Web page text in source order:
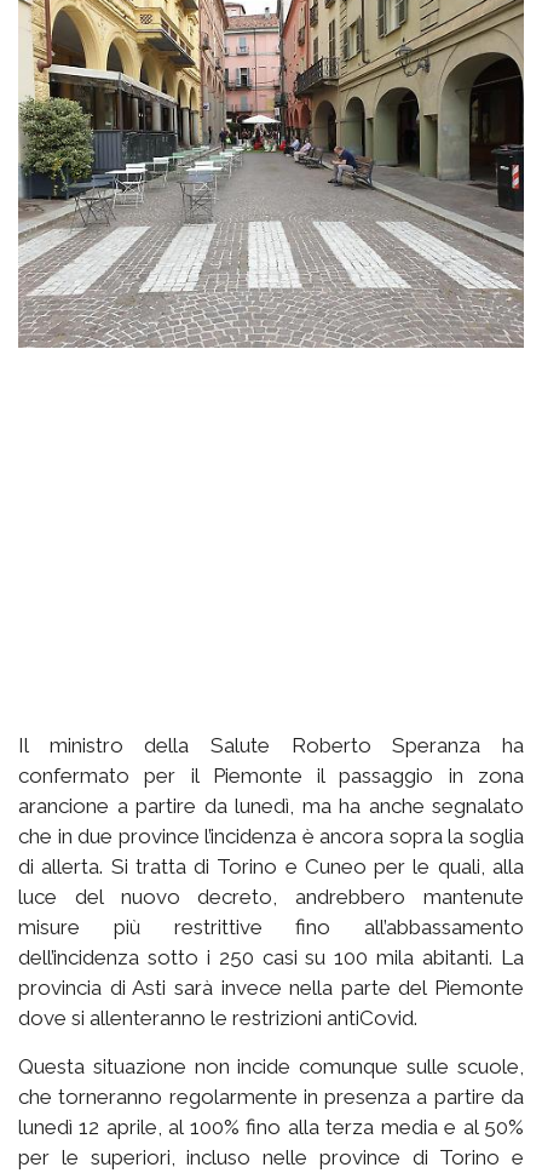
Il ministro della Salute Roberto Speranza ha
confermato per il Piemonte il passaggio in zona
arancione a partire da lunedì, ma ha anche segnalato
che in due province l’incidenza è ancora sopra la soglia
di allerta. Si tratta di Torino e Cuneo per le quali, alla
luce del nuovo decreto, andrebbero mantenute
misure più restrittive fino all’abbassamento
dell’incidenza sotto i 250 casi su 100 mila abitanti. La
provincia di Asti sarà invece nella parte del Piemonte
dove si allenteranno le restrizioni antiCovid.
Questa situazione non incide comunque sulle scuole,
che torneranno regolarmente in presenza a partire da
lunedì 12 aprile, al 100% fino alla terza media e al 50%
per le superiori, incluso nelle province di Torino e